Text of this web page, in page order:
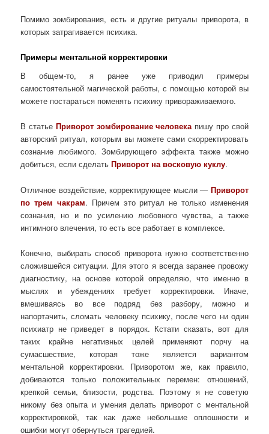
Помимо зомбирования, есть и другие ритуалы приворота, в
которых затрагивается психика.
Примеры ментальной корректировки
В общем-то, я ранее уже приводил примеры
самостоятельной магической работы, с помощью которой вы
можете постараться поменять психику привораживаемого.
В статье Приворот зомбирование человекапишу про свой
авторский ритуал, которым вы можете сами скорректировать
сознание любимого. Зомбирующего эффекта также можно
добиться, если сделатьПриворот на восковую куклу.
Отличное воздействие, корректирующее мысли — Приворот
по трем чакрам. Причем это ритуал не только изменения
сознания, но и по усилению любовного чувства, а также
интимного влечения, то есть все работает в комплексе.
Конечно, выбирать способ приворота нужно соответственно
сложившейся ситуации. Для этого я всегда заранее провожу
диагностику, на основе которой определяю, что именно в
мыслях и убеждениях требует корректировки. Иначе,
вмешиваясь во все подряд без разбору, можно и
напортачить, сломать человеку психику, после чего ни один
психиатр не приведет в порядок. Кстати сказать, вот для
таких крайне негативных целей применяют порчу на
сумасшествие, которая тоже является вариантом
ментальной корректировки. Приворотом же, как правило,
добиваются только положительных перемен: отношений,
крепкой семьи, близости, родства. Поэтому я не советую
никому без опыта и умения делать приворот с ментальной
корректировкой, так как даже небольшие оплошности и
ошибки могут обернуться трагедией.